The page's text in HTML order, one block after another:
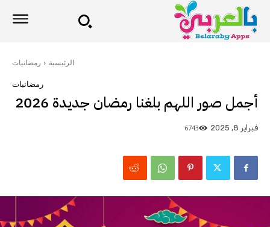
الرئيسية رمضانيات
رمضانيات
أجمل صور اللهم بلغنا رمضان جديدة 2026
فبراير 8, 2025 6743